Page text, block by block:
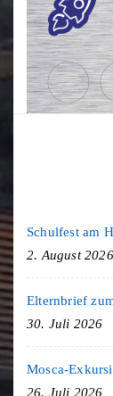
2. August 2026
Elternbrief
30. Juli 2026
Mosca-
26. Juli 2026